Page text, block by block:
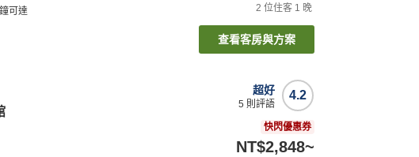
可達
2 位住客 1 晚
查看客房與方案
4.2
超好
5 則評語
快閃優惠券
NT$2,848~